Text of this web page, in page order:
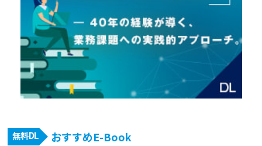
無料DL おすすめE-Book